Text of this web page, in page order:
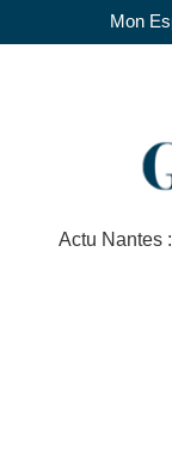
Mon
Actu Nantes